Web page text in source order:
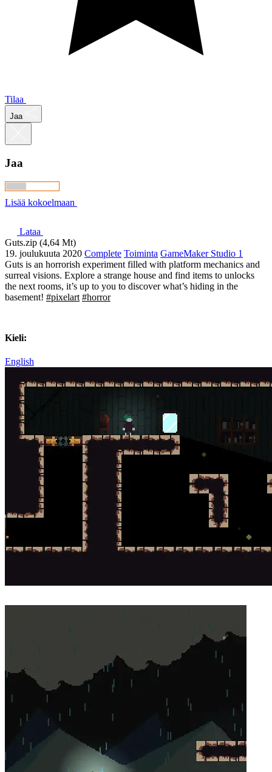
Tilaa
Jaa
Jaa
Lisää kokoelmaan
Lataa
Guts.zip (4,64 Mt)
19. joulukuuta 2020 Complete Toiminta GameMaker Studio 1
Guts is an horrorish experiment filled with platform mechanics and
surreal visions. Explore a strange house and find items to unlocks
the next rooms, it’s up to you to discover what’s hiding in the
basement! #pixelart #horror
Kieli:
English